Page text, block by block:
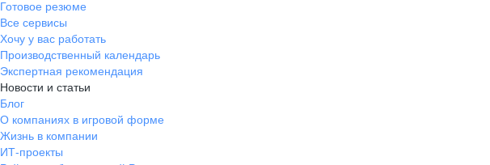
Готовое резюме
Все сервисы
Хочу у вас работать
Производственный календарь
Экспертная рекомендация
Новости и статьи
Блог
О компаниях в игровой форме
Жизнь в компании
ИТ-проекты